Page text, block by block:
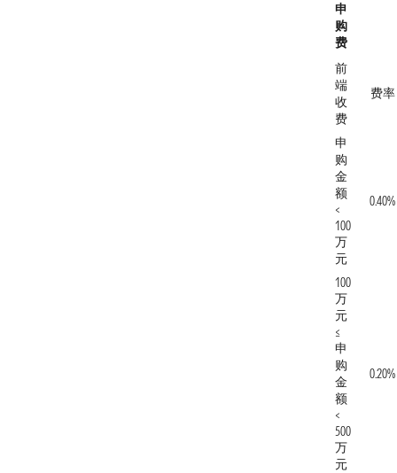
申
购
费
前
端
收
费
费率
申
购
金
额
<
100
万
元
0.40%
100
万
元
≤
申
购
金
额
<
500
万
元
0.20%